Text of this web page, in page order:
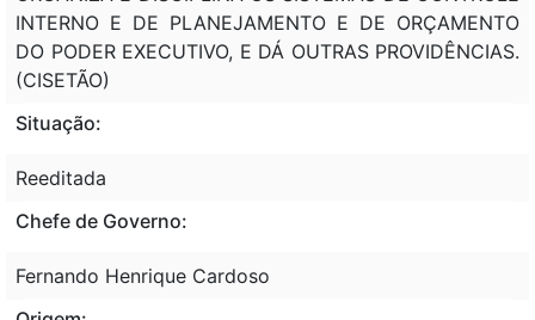
INTERNO E DE PLANEJAMENTO E DE ORÇAMENTO
DO PODER EXECUTIVO, E DÁ OUTRAS PROVIDÊNCIAS.
(CISETÃO)
Situação:
Reeditada
Chefe de Governo:
Fernando Henrique Cardoso